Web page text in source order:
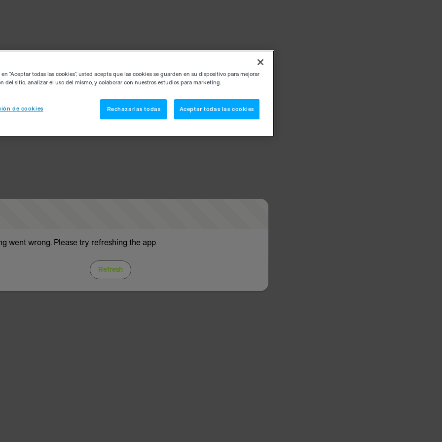
went wrong. Please try refreshing the app
Refresh
“Aceptar todas las cookies”, usted acepta que las cookies se guarden en su dispositivo para mejorar
del sitio, analizar el uso del mismo, y colaborar con nuestros estudios para marketing.
de cookies Rechazarlas todas Aceptar todas las cookies